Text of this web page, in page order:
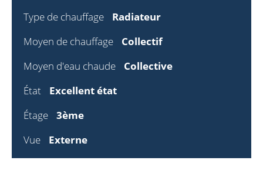
Type de chauffage
Radiateur
Moyen de chauffage
Collectif
Moyen d'eau chaude
Collective
État
Excellent état
Étage
3ème
Vue
Externe